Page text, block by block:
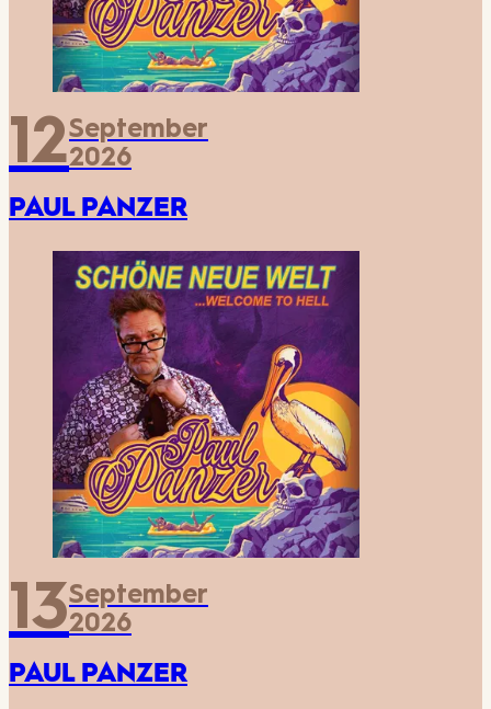
12September
2026
PAUL PANZER
13September
2026
PAUL PANZER